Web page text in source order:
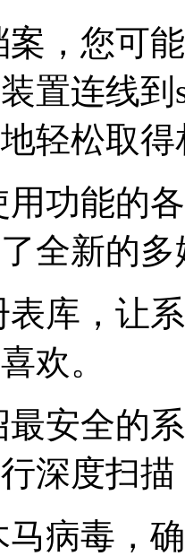
案，您可
置连线到
轻松取
用功能的
全新的
表库，让
欢。
最安全的
深度扫
马病毒，